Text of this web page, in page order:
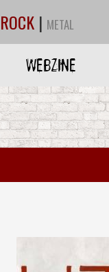
ROCK | METAL
WEBZINE